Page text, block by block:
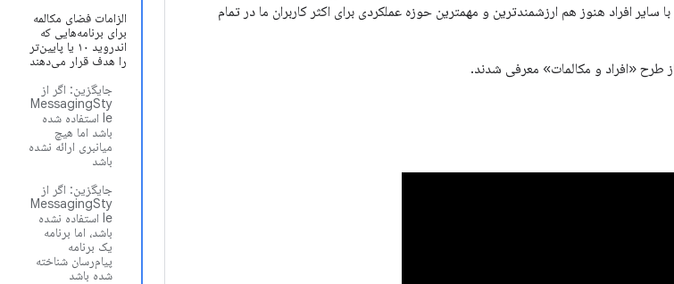
الزامات فضای مکالمه
برای برنامه‌هایی که
اندروید ۱۰ یا پایین‌تر
را هدف قرار می‌دهند
جایگزین: اگر از
MessagingSty
le استفاده شده
باشد اما هیچ
میانبری ارائه نشده
باشد
جایگزین: اگر از
MessagingSty
le استفاده نشده
باشد، اما برنامه
یک برنامه
پیام‌رسان شناخته
شده باشد
افراد هنوز هم ارزشمندترین و مهمترین حوزه عملکردی برای اکثر کاربران ما در تمام